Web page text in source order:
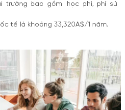
bao gồm: học phí, phí sử
tế là khoảng 33,320A$/1 năm.